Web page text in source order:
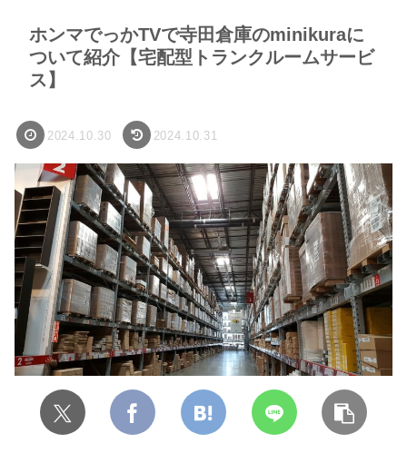
ホンマでっかTVで寺田倉庫のminikuraに
ついて紹介【宅配型トランクルームサービ
ス】
2024.10.30 2024.10.31